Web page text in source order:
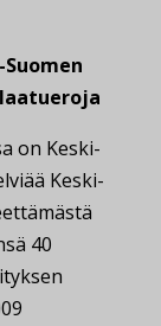
on Keski-
Keski-
40